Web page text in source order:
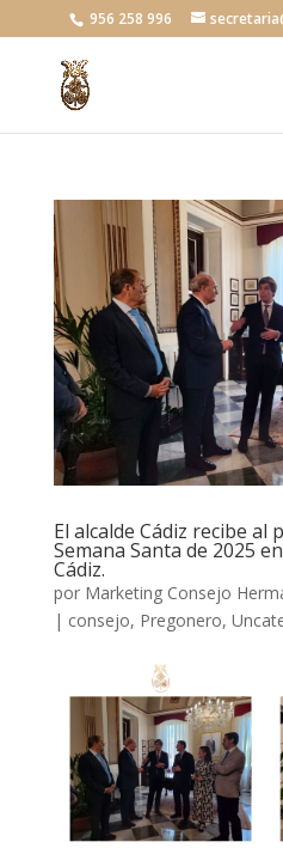
956 258 996
El alcalde Cádiz recibe al
Semana Santa de 2025
Cádiz.
por Marketing Consejo
| consejo, Pregonero,